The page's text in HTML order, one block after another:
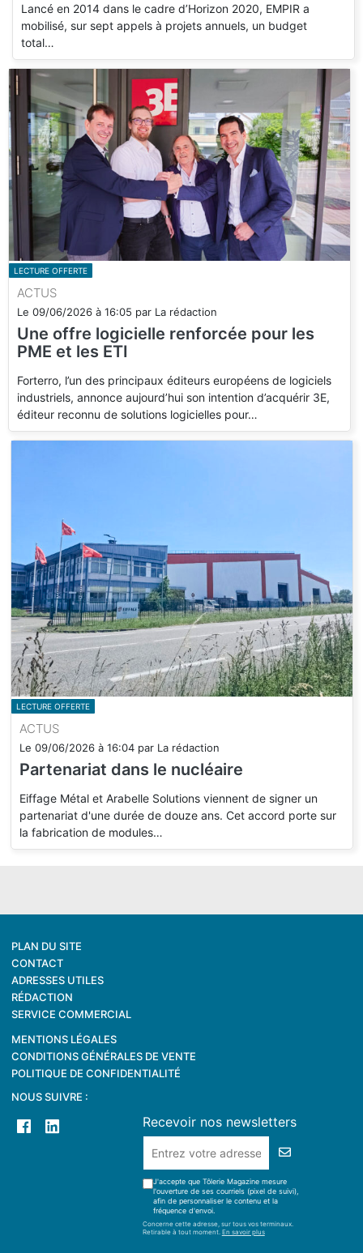
Lancé en 2014 dans le cadre d’Horizon 2020, EMPIR a
mobilisé, sur sept appels à projets annuels, un budget
total…
LECTURE OFFERTE
ACTUS
Le 09/06/2026 à 16:05 par La rédaction
Une offre logicielle renforcée pour les
PME et les ETI
Forterro, l’un des principaux éditeurs européens de logiciels
industriels, annonce aujourd’hui son intention d’acquérir 3E,
éditeur reconnu de solutions logicielles pour…
LECTURE OFFERTE
ACTUS
Le 09/06/2026 à 16:04 par La rédaction
Partenariat dans le nucléaire
Eiffage Métal et Arabelle Solutions viennent de signer un
partenariat d'une durée de douze ans. Cet accord porte sur
la fabrication de modules…
PLAN DU SITE
CONTACT
ADRESSES UTILES
RÉDACTION
SERVICE COMMERCIAL
MENTIONS LÉGALES
CONDITIONS GÉNÉRALES DE VENTE
POLITIQUE DE CONFIDENTIALITÉ
NOUS SUIVRE :
Recevoir nos newsletters
J'accepte que Tôlerie Magazine mesure
l'ouverture de ses courriels (pixel de suivi),
afin de personnaliser le contenu et la
fréquence d'envoi.
Concerne cette adresse, sur tous vos terminaux.
Retirable à tout moment. En savoir plus